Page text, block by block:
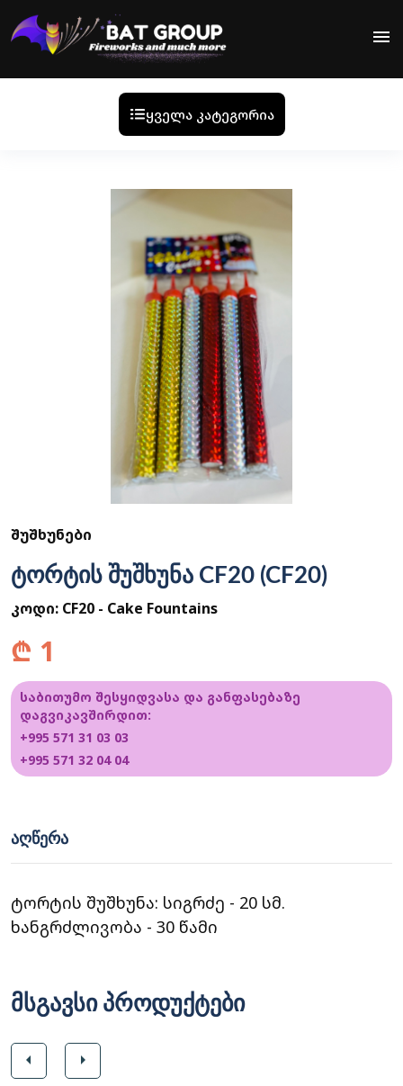
menu
ყველა კატეგორია
ᲨᲣᲨᲮᲣᲜᲔᲑᲘ
ტორტის შუშხუნა CF20 (CF20)
კოდი: CF20 - Cake Fountains
₾ 1
საბითუმო შესყიდვასა და განფასებაზე
დაგვიკავშირდით:
+995 571 31 03 03
+995 571 32 04 04
ᲐᲦᲬᲔᲠᲐ
ტორტის შუშხუნა: სიგრძე - 20 სმ.
ხანგრძლივობა - 30 წამი
მსგავსი პროდუქტები
arrow_left arrow_right